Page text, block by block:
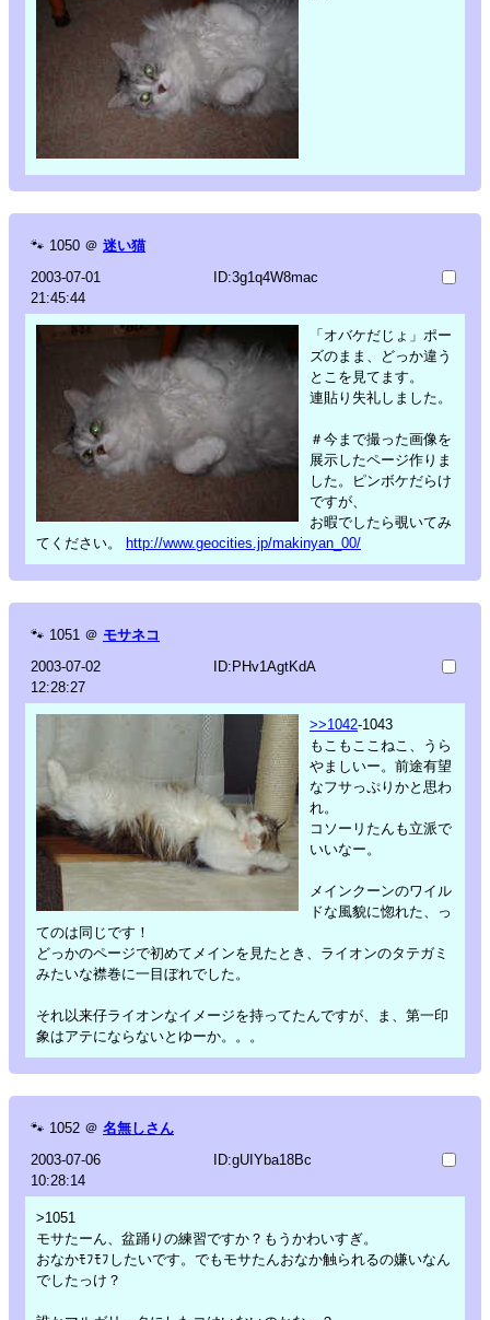
🐾 1050 ＠ 迷い猫
2003-07-01
21:45:44
ID:3g1q4W8mac
「オバケだじょ」ポー
ズのまま、どっか違う
とこを見てます。
連貼り失礼しました。
＃今まで撮った画像を
展示したページ作りま
した。ピンボケだらけ
ですが、
お暇でしたら覗いてみ
てください。 http://www.geocities.jp/makinyan_00/
🐾 1051 ＠ モサネコ
2003-07-02
12:28:27
ID:PHv1AgtKdA
>>1042-1043
もこもここねこ、うら
やましいー。前途有望
なフサっぷりかと思わ
れ。
コソーリたんも立派で
いいなー。
メインクーンのワイル
ドな風貌に惚れた、っ
てのは同じです！
どっかのページで初めてメインを見たとき、ライオンのタテガミ
みたいな襟巻に一目ぼれでした。
それ以来仔ライオンなイメージを持ってたんですが、ま、第一印
象はアテにならないとゆーか。。。
🐾 1052 ＠ 名無しさん
2003-07-06
10:28:14
ID:gUIYba18Bc
>1051
モサたーん、盆踊りの練習ですか？もうかわいすぎ。
おなかﾓﾌﾓﾌしたいです。でもモサたんおなか触られるの嫌いなん
でしたっけ？